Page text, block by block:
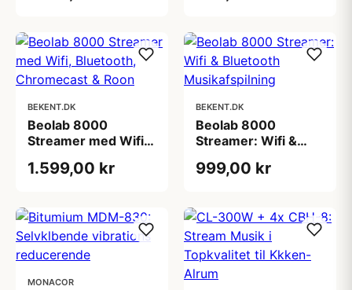
BEKENT.DK
Beolab 8000
Streamer med Wifi,
Chromecast & Roon
1.599,00 kr
BEKENT.DK
Beolab 8000
Streamer: Wifi &
Musikafspilning
999,00 kr
MONACOR